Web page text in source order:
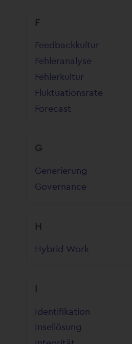
F
Feedbackkultur
Fehleranalyse
Fehlerkultur
Fluktuationsrate
Forecast
G
Generierung
Governance
H
Hybrid Work
I
Identifikation
Insellösung